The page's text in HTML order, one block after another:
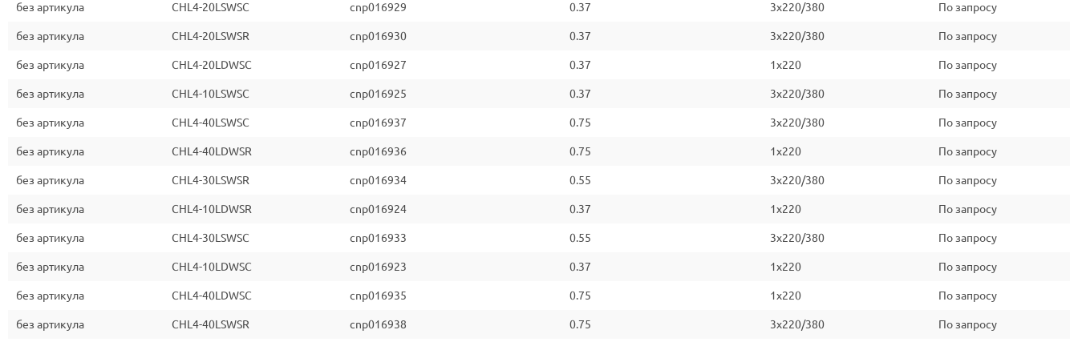
без артикула CHL4-20LSWSC cnp016929 0.37 3x220/380 По запросу
без артикула CHL4-20LSWSR cnp016930 0.37 3x220/380 По запросу
без артикула CHL4-20LDWSC cnp016927 0.37 1x220 По запросу
без артикула CHL4-10LSWSC cnp016925 0.37 3x220/380 По запросу
без артикула CHL4-40LSWSC cnp016937 0.75 3x220/380 По запросу
без артикула CHL4-40LDWSR cnp016936 0.75 1x220 По запросу
без артикула CHL4-30LSWSR cnp016934 0.55 3x220/380 По запросу
без артикула CHL4-10LDWSR cnp016924 0.37 1x220 По запросу
без артикула CHL4-30LSWSC cnp016933 0.55 3x220/380 По запросу
без артикула CHL4-10LDWSC cnp016923 0.37 1x220 По запросу
без артикула CHL4-40LDWSC cnp016935 0.75 1x220 По запросу
без артикула CHL4-40LSWSR cnp016938 0.75 3x220/380 По запросу